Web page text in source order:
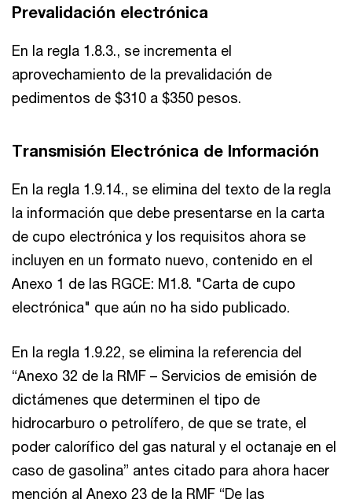
Prevalidación electrónica
En la regla 1.8.3., se incrementa el
aprovechamiento de la prevalidación de
pedimentos de $310 a $350 pesos.
Transmisión Electrónica de Información
En la regla 1.9.14., se elimina del texto de la regla
la información que debe presentarse en la carta
de cupo electrónica y los requisitos ahora se
incluyen en un formato nuevo, contenido en el
Anexo 1 de las RGCE: M1.8. "Carta de cupo
electrónica" que aún no ha sido publicado.
En la regla 1.9.22, se elimina la referencia del
“Anexo 32 de la RMF – Servicios de emisión de
dictámenes que determinen el tipo de
hidrocarburo o petrolífero, de que se trate, el
poder calorífico del gas natural y el octanaje en el
caso de gasolina” antes citado para ahora hacer
mención al Anexo 23 de la RMF “De las